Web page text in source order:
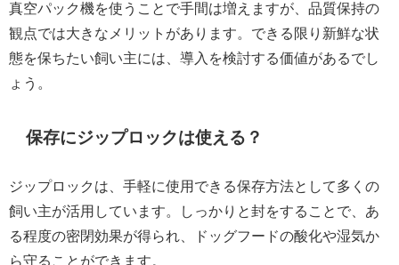
真空パック機を使うことで手間は増えますが、品質保持の
観点では大きなメリットがあります。できる限り新鮮な状
態を保ちたい飼い主には、導入を検討する価値があるでし
ょう。
保存にジップロックは使える？
ジップロックは、手軽に使用できる保存方法として多くの
飼い主が活用しています。しっかりと封をすることで、あ
る程度の密閉効果が得られ、ドッグフードの酸化や湿気か
ら守ることができます。